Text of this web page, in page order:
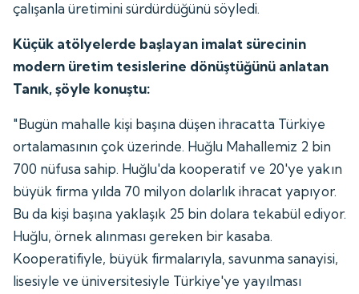
çalışanla üretimini sürdürdüğünü söyledi.
Küçük atölyelerde başlayan imalat sürecinin
modern üretim tesislerine dönüştüğünü anlatan
Tanık, şöyle konuştu:
"Bugün mahalle kişi başına düşen ihracatta Türkiye
ortalamasının çok üzerinde. Huğlu Mahallemiz 2 bin
700 nüfusa sahip. Huğlu'da kooperatif ve 20'ye yakın
büyük firma yılda 70 milyon dolarlık ihracat yapıyor.
Bu da kişi başına yaklaşık 25 bin dolara tekabül ediyor.
Huğlu, örnek alınması gereken bir kasaba.
Kooperatifiyle, büyük firmalarıyla, savunma sanayisi,
lisesiyle ve üniversitesiyle Türkiye'ye yayılması